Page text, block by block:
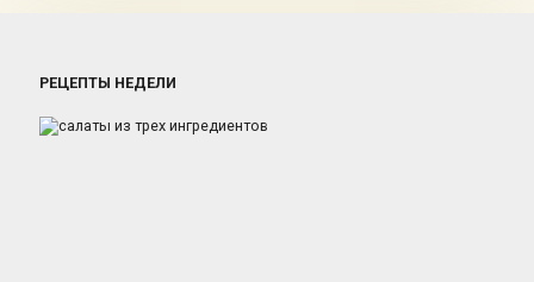
РЕЦЕПТЫ НЕДЕЛИ